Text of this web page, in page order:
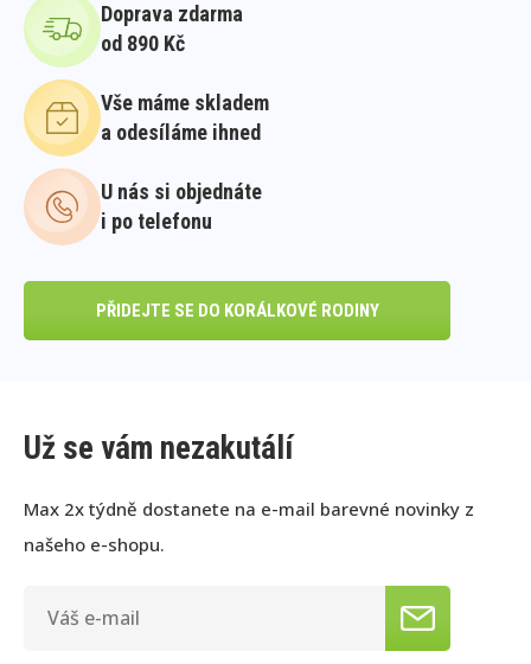
Doprava zdarma
od 890 Kč
Vše máme skladem
a odesíláme ihned
U nás si objednáte
i po telefonu
PŘIDEJTE SE DO KORÁLKOVÉ RODINY
Už se vám nezakutálí
Max 2x týdně dostanete na e-mail barevné novinky z
našeho e-shopu.